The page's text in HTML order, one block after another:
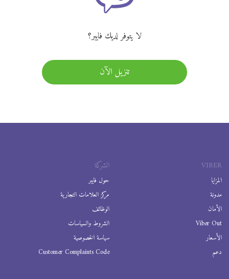
لا يتوفر لديك فايبر؟
تنزيل الآن
VIBER
المزايا
مدونة
الأمان
Viber Out
الأسعار
دعم
الشركة
حول فايبر
مركز العلامات التجارية
الوظائف
الشروط والسياسات
سياسة الخصوصية
Customer Complaints Code